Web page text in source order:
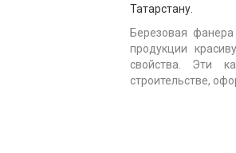
Татарстану.
Березовая
продукции
свойства. Эти
строительстве,